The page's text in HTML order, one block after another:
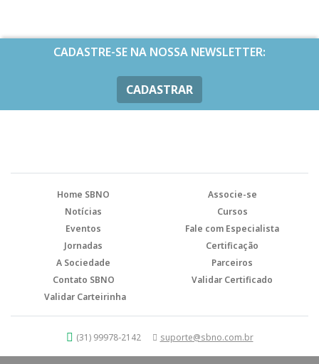
CADASTRE-SE NA NOSSA NEWSLETTER:
CADASTRAR
Home SBNO
Associe-se
Notícias
Cursos
Eventos
Fale com Especialista
Jornadas
Certificação
A Sociedade
Parceiros
Contato SBNO
Validar Certificado
Validar Carteirinha
(31) 99978-2142 suporte@sbno.com.br